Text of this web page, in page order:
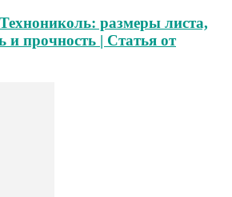
размеры листа,
и прочность | Статья от